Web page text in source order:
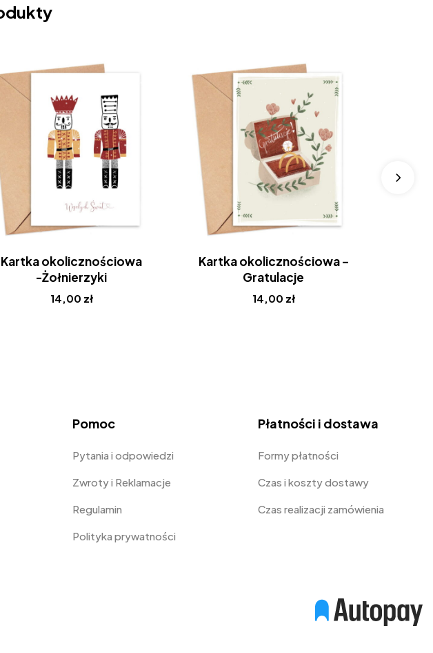
Kartka okolicznościowa
-Żołnierzyki
14,00 zł
Kartka okolicznościowa –
Gratulacje
14,00 zł
Pomoc
Pytania i odpowiedzi
Zwroty i Reklamacje
Regulamin
Polityka prywatności
Płatności i dostawa
Formy płatności
Czas i koszty dostawy
Czas realizacji zamówienia